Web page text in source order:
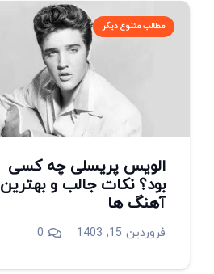
مطالب متنوع دیگر
الویس پریسلی چه کسی
بود؟ نکات جالب و بهترین
آهنگ ها
فروردین 15, 1403 0